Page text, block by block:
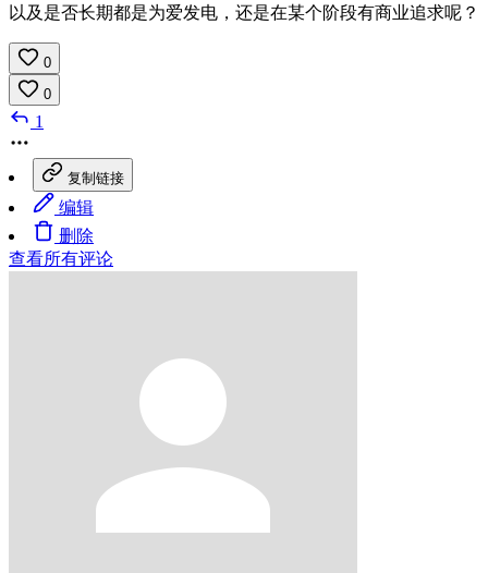
以及是否长期都是为爱发电，还是在某个阶段有商业追求呢？
0
0
1
复制链接
编辑
删除
查看所有评论